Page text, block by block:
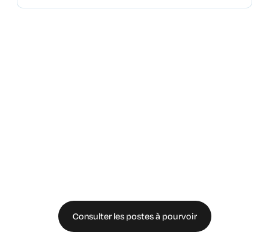
Consulter les postes à pourvoir